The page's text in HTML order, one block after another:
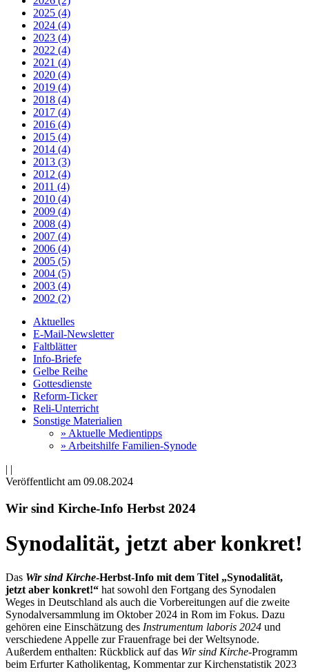
2025 (4)
2024 (4)
2023 (4)
2022 (4)
2021 (4)
2020 (4)
2019 (4)
2018 (4)
2017 (4)
2016 (4)
2015 (4)
2014 (4)
2013 (3)
2012 (4)
2011 (4)
2010 (4)
2009 (4)
2008 (4)
2007 (4)
2006 (4)
2005 (5)
2004 (5)
2003 (4)
2002 (2)
Aktuelles
E-Mail-Newsletter
Faltblätter
Info-Briefe
Gelbe Reihe
Gottesdienste
Reform-Ticker
Reli-Unterricht
Sonstige Materialien
» Aktuelle Medientipps
» Arbeitshilfe Familien-Synode
| |
Veröffentlicht am 09­.08.2024
Wir sind Kirche-Info Herbst 2024
Synodalität, jetzt aber konkret!
Das Wir sind Kirche-Herbst-Info mit dem Titel „Synodalität,
jetzt aber konkret!“ hat sowohl den Fortgang des Synodalen
Weges in Deutschland als auch die Vorbereitungen auf die zweite
Synodalversammlung im Oktober 2024 in Rom im Fokus. Dazu
gehören eine Einschätzung des Instrumentum laboris 2024 und
verschiedene Appelle zur Frauenfrage bei der Weltsynode.
Außerdem enthalten: Rückblick auf das Wir sind Kirche-Programm
beim Erfurter Katholikentag, Kommentar zur Kirchenstatistik 2023